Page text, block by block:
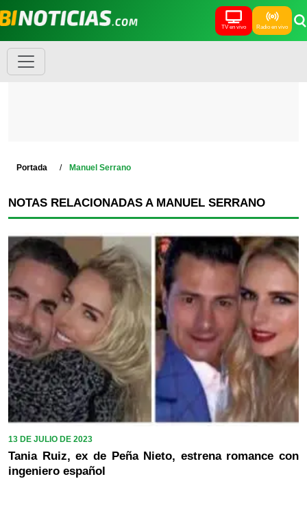
TV en vivo Radio en vivo
Portada Manuel Serrano
NOTAS RELACIONADAS A MANUEL SERRANO
13 DE JULIO DE 2023
Tania Ruiz, ex de Peña Nieto, estrena romance con
ingeniero español